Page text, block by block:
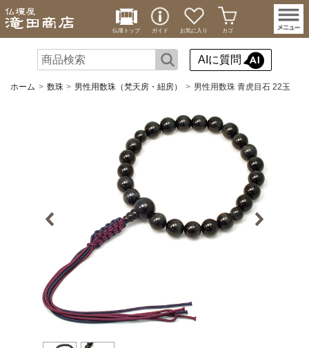
仏壇トップ ガイド お気に入り カゴ
AIに質問
ホーム 数珠 男性用数珠（梵天房・紐房） 男性用数珠 青虎目石 22玉